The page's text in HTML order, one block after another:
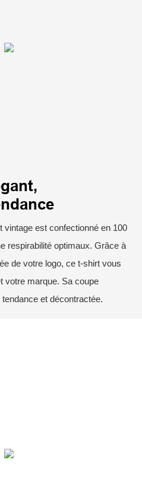
est confectionné en 100
respirabilité optimaux. Grâce à
de votre logo, ce t-shirt vous
votre marque. Sa coupe
et décontractée.